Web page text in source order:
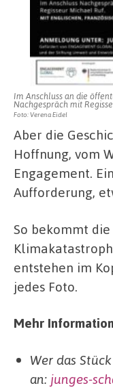
Im Anschluss an die
Nachgespräch mit
Foto: Verena Eidel
Aber die
Hoffnung, vom
Engagement.
Aufforderung,
So bekommt
entstehen im
jedes Foto.
Mehr
Wer das
an: junges-